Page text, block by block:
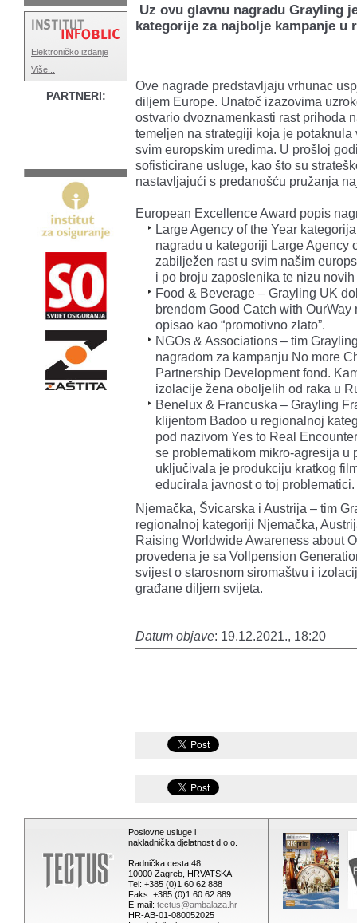
Uz ovu glavnu nagradu Grayling
kategorije za najbolje kampanje u
Ove nagrade predstavljaju vrhunac
diljem Europe. Unatoč izazovima
ostvario dvoznamenkasti rast prihoda
temeljen na strategiji koja je
svim europskim uredima. U prošloj
sofisticirane usluge, kao što su
nastavljajući s predanošću pružanja
European Excellence Award popis
Large Agency of the Year
nagradu u kategoriji Large Agency
zabilježen rast u svim našim
i po broju zaposlenika te nizu
Food & Beverage – Grayling UK
brendom Good Catch with
opisao kao “promotivno zlato”.
NGOs & Associations – tim
nagradom za kampanju No more
Partnership Development fond.
izolacije žena oboljelih od raka u
Benelux & Francuska – Grayling
klijentom Badoo u regionalnoj
pod nazivom Yes to Real
se problematikom mikro-agresija u
uključivala je produkciju kratkog
educirala javnost o toj problematici.
Njemačka, Švicarska i Austrija – tim
regionalnoj kategoriji Njemačka,
Raising Worldwide Awareness about
provedena je sa Vollpension
svijest o starosnom siromaštvu i
građane diljem svijeta.
Datum objave: 19.12.2021., 18:20
Elektroničko izdanje
Više...
PARTNERI:
Poslovne usluge i
nakladnička djelatnost d.o.o.
Radnička cesta 48,
10000 Zagreb, HRVATSKA
Tel: +385 (0)1 60 62 888
Faks: +385 (0)1 60 62 889
E-mail: tectus@ambalaza.hr
HR-AB-01-080052025